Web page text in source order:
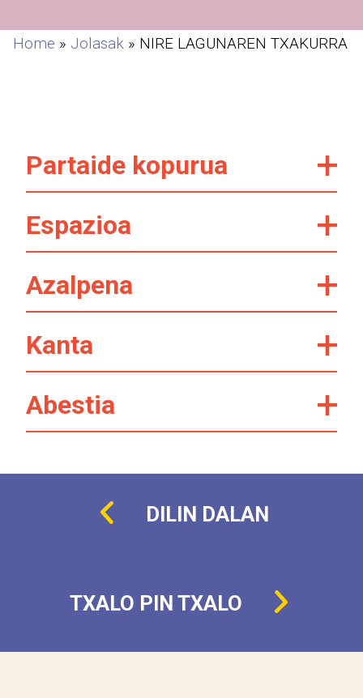
Home » Jolasak » NIRE LAGUNAREN TXAKURRA
Partaide kopurua
Espazioa
Azalpena
Kanta
Abestia
DILIN DALAN
TXALO PIN TXALO